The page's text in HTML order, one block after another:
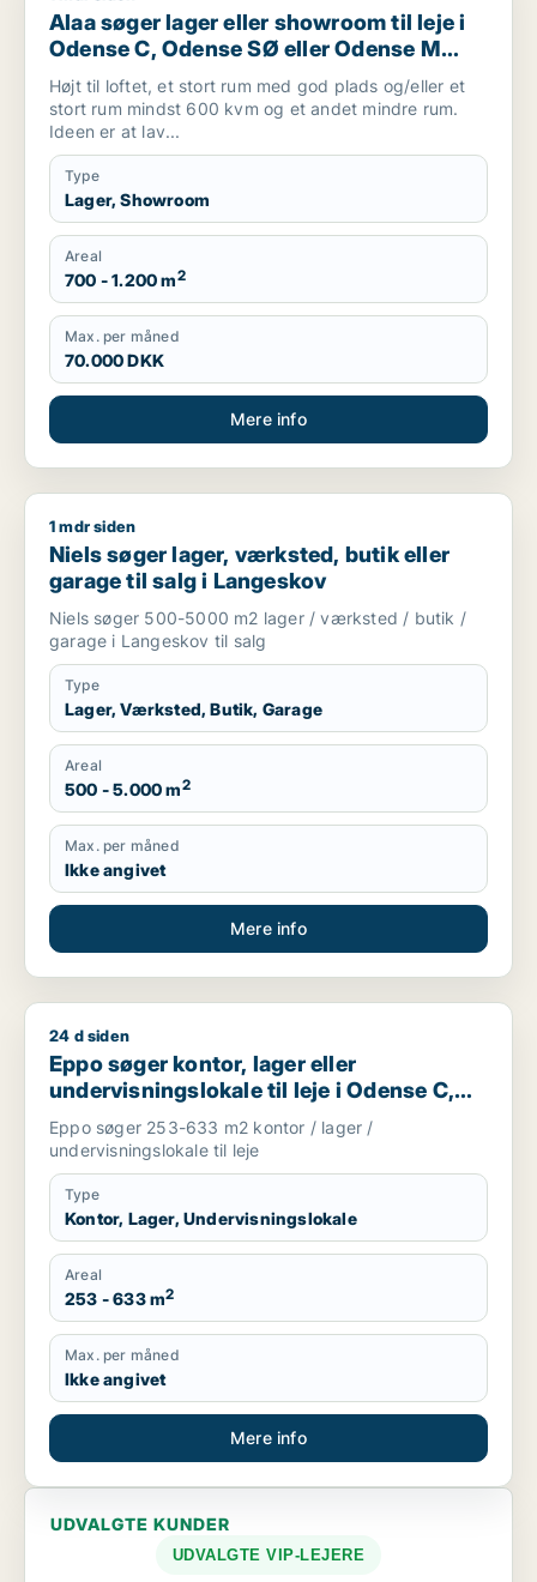
Alaa søger lager eller showroom til leje i
Odense C, Odense SØ eller Odense M
m.fl.
Højt til loftet, et stort rum med god plads og/eller et
stort rum mindst 600 kvm og et andet mindre rum.
Ideen er at lav...
Type
Lager, Showroom
Areal
700 - 1.200 m2
Max. per måned
70.000 DKK
Mere info
Niels søger lager, værksted, butik eller garage til salg i
1 mdr siden
Niels søger lager, værksted, butik eller
garage til salg i Langeskov
Niels søger 500-5000 m2 lager / værksted / butik /
garage i Langeskov til salg
Type
Lager, Værksted, Butik, Garage
Areal
500 - 5.000 m2
Max. per måned
Ikke angivet
Mere info
Eppo søger kontor, lager eller undervisningslokale til leje i
24 d siden
Eppo søger kontor, lager eller
undervisningslokale til leje i Odense C,
Odense SØ eller Odense M m.fl.
Eppo søger 253-633 m2 kontor / lager /
undervisningslokale til leje
Type
Kontor, Lager, Undervisningslokale
Areal
253 - 633 m2
Max. per måned
Ikke angivet
Mere info
UDVALGTE KUNDER
UDVALGTE VIP-LEJERE